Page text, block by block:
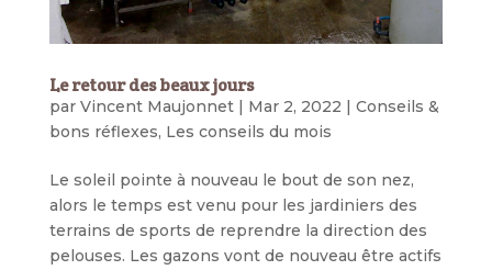
Le retour des beaux jours
par Vincent Maujonnet| Mar 2, 2022 | Conseils &
bons réflexes, Les conseils du mois
Le soleil pointe à nouveau le bout de son nez,
alors le temps est venu pour les jardiniers des
terrains de sports de reprendre la direction des
pelouses. Les gazons vont de nouveau être actifs